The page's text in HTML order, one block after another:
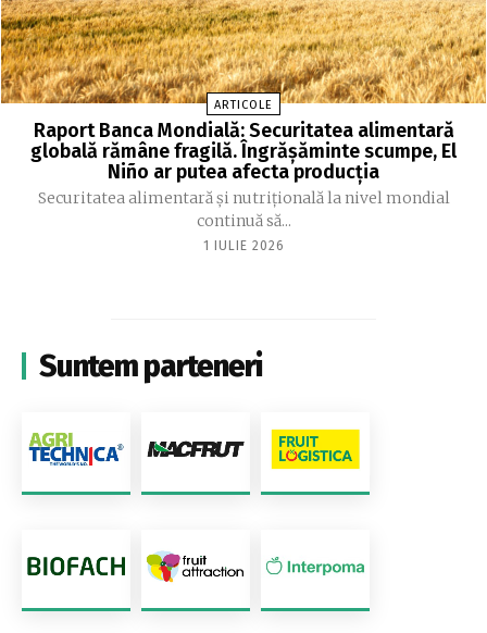
ARTICOLE
Raport Banca Mondială: Securitatea alimentară
globală rămâne fragilă. Îngrășăminte scumpe, El
Niño ar putea afecta producția
Securitatea alimentară și nutrițională la nivel mondial
continuă să...
1 IULIE 2026
Suntem parteneri